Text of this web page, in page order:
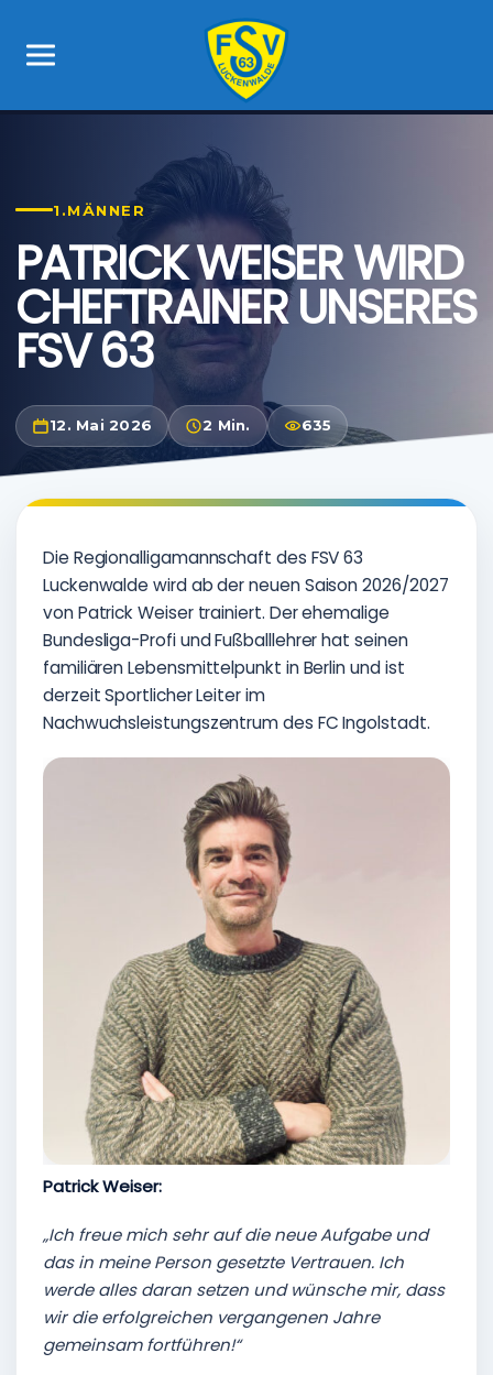
1.MÄNNER
PATRICK WEISER WIRD
CHEFTRAINER UNSERES
FSV 63
12. Mai 2026 2 Min. 635
Die Regionalligamannschaft des FSV 63
Luckenwalde wird ab der neuen Saison 2026/2027
von Patrick Weiser trainiert. Der ehemalige
Bundesliga-Profi und Fußballlehrer hat seinen
familiären Lebensmittelpunkt in Berlin und ist
derzeit Sportlicher Leiter im
Nachwuchsleistungszentrum des FC Ingolstadt.
Patrick Weiser:
„Ich freue mich sehr auf die neue Aufgabe und
das in meine Person gesetzte Vertrauen. Ich
werde alles daran setzen und wünsche mir, dass
wir die erfolgreichen vergangenen Jahre
gemeinsam fortführen!“